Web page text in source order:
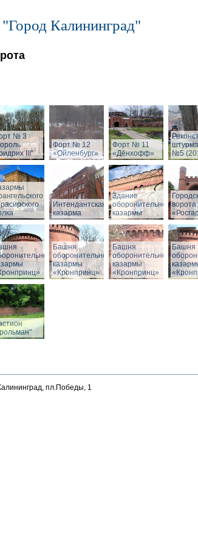
Калининград"
№ 3
III"
Форт № 12
«Ойленбург»
Форт № 11
«Дёнхофф»
№5
Интендантская
казарма
Здание
оборонительной
казармы
ворота
Башня
оборонительной
казармы
«Кронпринц»
Башня
оборонительной
казармы
«Кронпринц»
Башня
пл.Победы, 1